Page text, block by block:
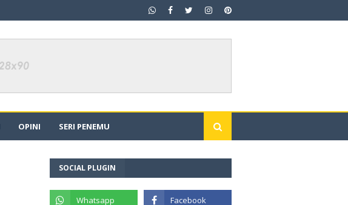
OPINI SERI PENEMU
SOCIAL PLUGIN